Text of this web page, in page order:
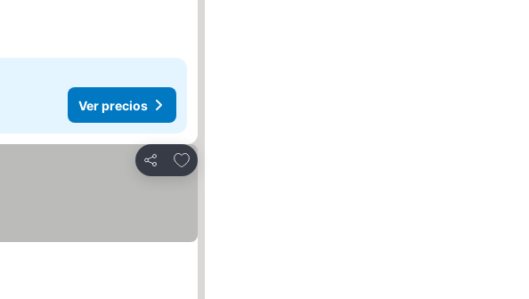
Ver precios
Compartir
Agregar a favoritos